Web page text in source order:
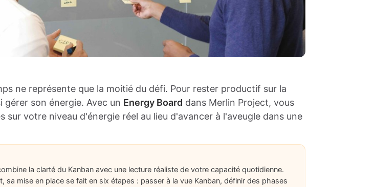
ne représente que la moitié du défi. Pour rester productif sur la
gérer son énergie. Avec un Energy Board dans Merlin Project, vous
sur votre niveau d'énergie réel au lieu d'avancer à l'aveugle dans une
la clarté du Kanban avec une lecture réaliste de votre capacité quotidienne.
sa mise en place se fait en six étapes : passer à la vue Kanban, définir des phases